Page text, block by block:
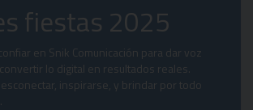
fiestas 2025
en Snik Comunicación para dar voz
lo digital en resultados reales.
inspirarse, y brindar por todo